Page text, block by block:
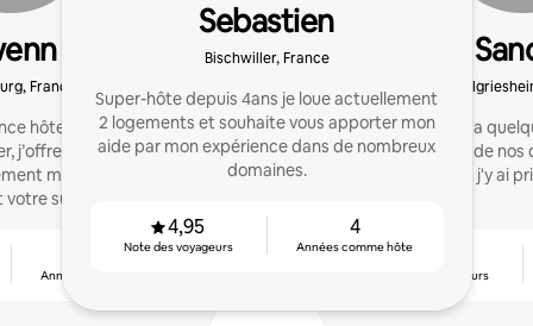
France
hôtelière haut de
j’offre une expérience
maîtrisée. Mon
succès
Années comme hôte
Sebastien
Bischwiller, France
Super-hôte depuis 4ans je loue actuellement
2 logements et souhaite vous apporter mon
aide par mon expérience dans de nombreux
domaines.
4,95
Note des voyageurs
4
Années comme hôte
J'ai démarré il y a
ma maison lors de
et j'y ai
Note des voyageurs